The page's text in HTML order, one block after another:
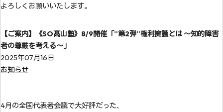
よろしくお願いいたします。
【ご案内】《SO髙山塾》8/9開催「”第2弾”権利擁護とは ～知的障害
者の尊厳を考える～」
2025年07月16日
お知らせ
4月の全国代表者会議で大好評だった、